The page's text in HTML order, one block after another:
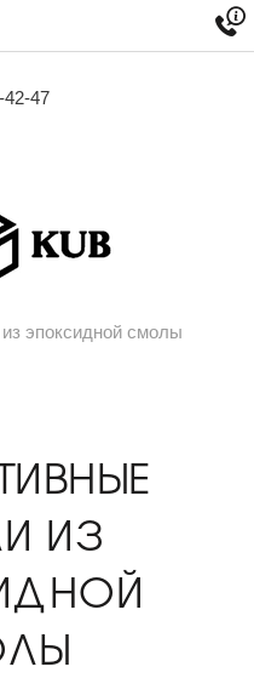
42-47
эпоксидной смолы

ИЗ